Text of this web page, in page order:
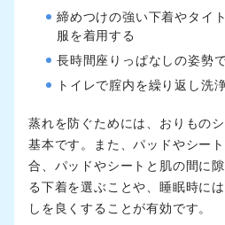
締めつけの強い下着やタイ
服を着用する
長時間座りっぱなしの姿勢
トイレで腟内を繰り返し洗
蒸れを防ぐためには、おりもの
基本です。また、パッドやシー
合、パッドやシートと肌の間に
る下着を選ぶことや、睡眠時に
しを良くすることが有効です。